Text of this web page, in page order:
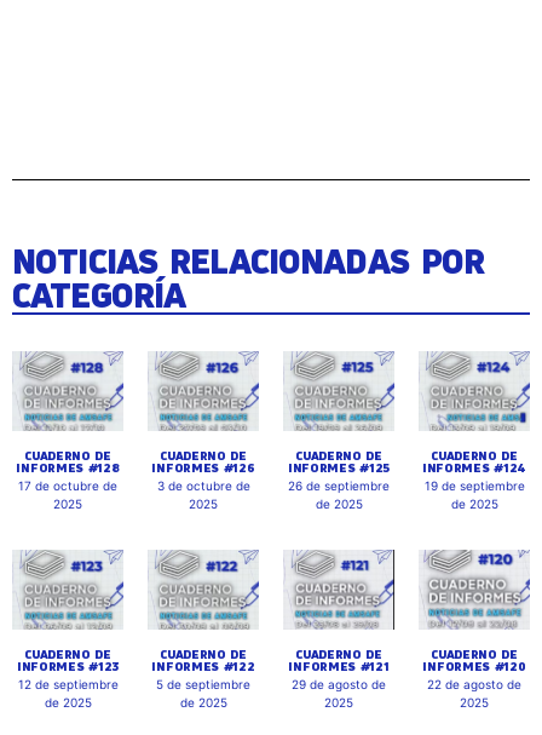
NOTICIAS RELACIONADAS POR
CATEGORÍA
CUADERNO DE
INFORMES #128
17 de octubre de
2025
CUADERNO DE
INFORMES #126
3 de octubre de
2025
CUADERNO DE
INFORMES #125
26 de septiembre
de 2025
CUADERNO DE
INFORMES #124
19 de septiembre
de 2025
CUADERNO DE
INFORMES #123
12 de septiembre
de 2025
CUADERNO DE
INFORMES #122
5 de septiembre
de 2025
CUADERNO DE
INFORMES #121
29 de agosto de
2025
CUADERNO DE
INFORMES #120
22 de agosto de
2025